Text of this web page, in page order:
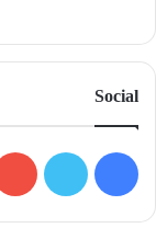
Social
فيسبوك
تويتر